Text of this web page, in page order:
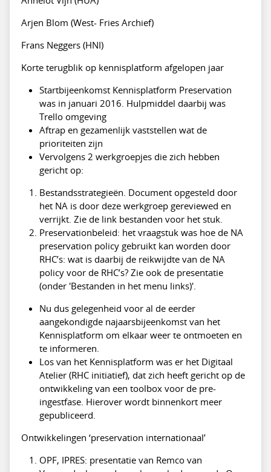
Arjen Blom (West- Fries Archief)
Frans Neggers (HNI)
Korte terugblik op kennisplatform afgelopen jaar
Startbijeenkomst Kennisplatform Preservation
was in januari 2016. Hulpmiddel daarbij was
Trello omgeving
Aftrap en gezamenlijk vaststellen wat de
prioriteiten zijn
Vervolgens 2 werkgroepjes die zich hebben
gericht op:
Bestandsstrategieën. Document opgesteld door
het NA is door deze werkgroep gereviewed en
verrijkt. Zie de link bestanden voor het stuk.
Preservationbeleid: het vraagstuk was hoe de NA
preservation policy gebruikt kan worden door
RHC’s: wat is daarbij de reikwijdte van de NA
policy voor de RHC’s? Zie ook de presentatie
(onder 'Bestanden in het menu links)'.
Nu dus gelegenheid voor al de eerder
aangekondigde najaarsbijeenkomst van het
Kennisplatform om elkaar weer te ontmoeten en
te informeren.
Los van het Kennisplatform was er het Digitaal
Atelier (RHC initiatief), dat zich heeft gericht op de
ontwikkeling van een toolbox voor de pre-
ingestfase. Hierover wordt binnenkort meer
gepubliceerd.
Ontwikkelingen ‘preservation internationaal’
OPF, IPRES: presentatie van Remco van